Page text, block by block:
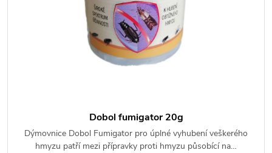
Dobol fumigator 20g
Dýmovnice Dobol Fumigator pro úplné vyhubení veškerého
hmyzu patří mezi přípravky proti hmyzu působící na…